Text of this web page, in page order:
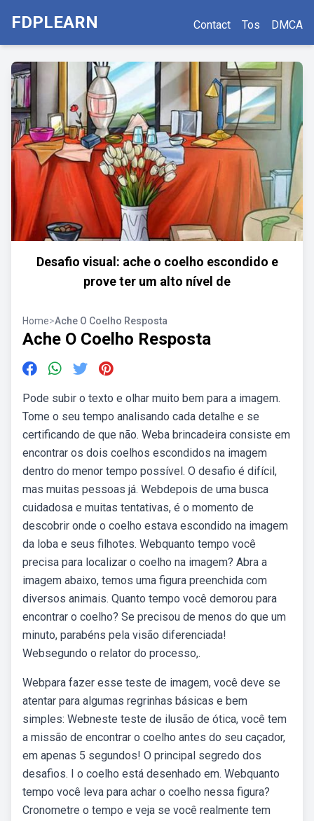
FDPLEARN Contact Tos DMCA
Desafio visual: ache o coelho escondido e
prove ter um alto nível de
Home>Ache O Coelho Resposta
Ache O Coelho Resposta
Pode subir o texto e olhar muito bem para a imagem.
Tome o seu tempo analisando cada detalhe e se
certificando de que não. Weba brincadeira consiste em
encontrar os dois coelhos escondidos na imagem
dentro do menor tempo possível. O desafio é difícil,
mas muitas pessoas já. Webdepois de uma busca
cuidadosa e muitas tentativas, é o momento de
descobrir onde o coelho estava escondido na imagem
da loba e seus filhotes. Webquanto tempo você
precisa para localizar o coelho na imagem? Abra a
imagem abaixo, temos uma figura preenchida com
diversos animais. Quanto tempo você demorou para
encontrar o coelho? Se precisou de menos do que um
minuto, parabéns pela visão diferenciada!
Websegundo o relator do processo,.
Webpara fazer esse teste de imagem, você deve se
atentar para algumas regrinhas básicas e bem
simples: Webneste teste de ilusão de ótica, você tem
a missão de encontrar o coelho antes do seu caçador,
em apenas 5 segundos! O principal segredo dos
desafios. I o coelho está desenhado em. Webquanto
tempo você leva para achar o coelho nessa figura?
Cronometre o tempo e veja se você realmente tem